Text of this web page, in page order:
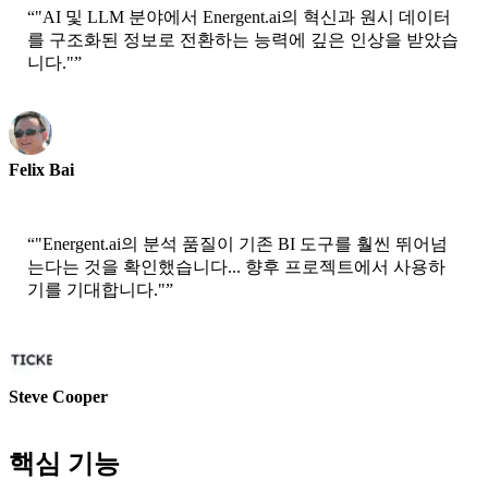
“"AI 및 LLM 분야에서 Energent.ai의 혁신과 원시 데이터
를 구조화된 정보로 전환하는 능력에 깊은 인상을 받았습
니다."”
Felix Bai
“"Energent.ai의 분석 품질이 기존 BI 도구를 훨씬 뛰어넘
는다는 것을 확인했습니다... 향후 프로젝트에서 사용하
기를 기대합니다."”
Steve Cooper
핵심 기능